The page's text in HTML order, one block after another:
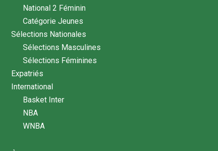
National 2 Féminin
Catégorie Jeunes
Sélections Nationales
Sélections Masculines
Sélections Féminines
Expatriés
International
Basket Inter
NBA
WNBA